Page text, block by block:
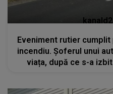
Eveniment rutier cumplit
incendiu. Șoferul unui
viața, după ce s-a